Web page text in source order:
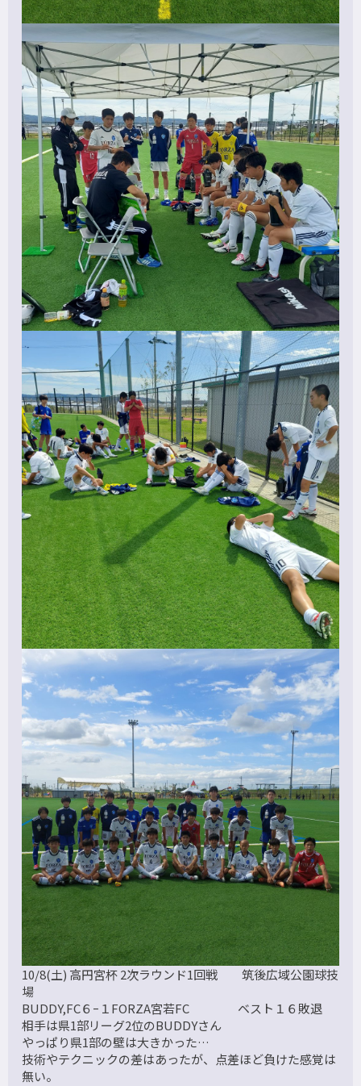
10/8(土) 高円宮杯 2次ラウンド1回戦 筑後広域公園球技
場
BUDDY,FC６ｰ１FORZA宮若FC ベスト１６敗退
相手は県1部リーグ2位のBUDDYさん
やっぱり県1部の壁は大きかった…
技術やテクニックの差はあったが、点差ほど負けた感覚は
無い。